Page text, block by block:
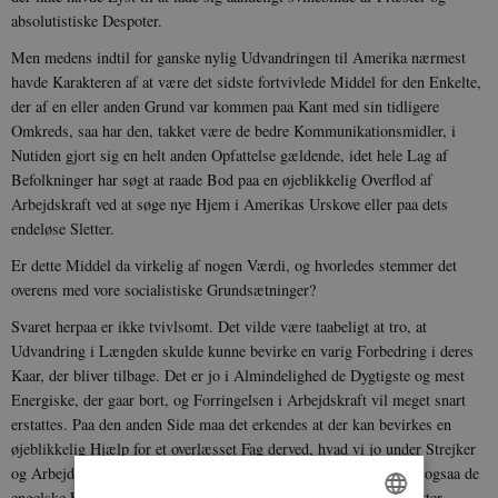
absolutistiske Despoter.
Men medens indtil for ganske nylig Udvandringen til Amerika nærmest
havde Karakteren af at være det sidste fortvivlede Middel for den Enkelte,
der af en eller anden Grund var kommen paa Kant med sin tidligere
Omkreds, saa har den, takket være de bedre Kommunikationsmidler, i
Nutiden gjort sig en helt anden Opfattelse gældende, idet hele Lag af
Befolkninger har søgt at raade Bod paa en øjeblikkelig Overflod af
Arbejdskraft ved at søge nye Hjem i Amerikas Urskove eller paa dets
endeløse Sletter.
Er dette Middel da virkelig af nogen Værdi, og hvorledes stemmer det
overens med vore socialistiske Grundsætninger?
Svaret herpaa er ikke tvivlsomt. Det vilde være taabeligt at tro, at
Udvandring i Længden skulde kunne bevirke en varig Forbedring i deres
Kaar, der bliver tilbage. Det er jo i Almindelighed de Dygtigste og mest
Energiske, der gaar bort, og Forringelsen i Arbejdskraft vil meget snart
erstattes. Paa den anden Side maa det erkendes at der kan bevirkes en
øjeblikkelig Hjælp for et overlæsset Fag derved, hvad vi jo under Strejker
og Arbejdsløshed tidt har havt Beviser paa i det Smaa. Dette har ogsaa de